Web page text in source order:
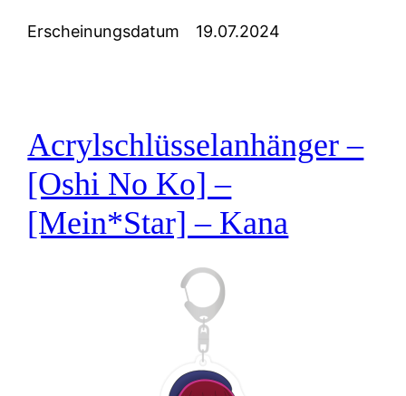
Erscheinungsdatum 19.07.2024
Acrylschlüsselanhänger –
[Oshi No Ko] –
[Mein*Star] – Kana